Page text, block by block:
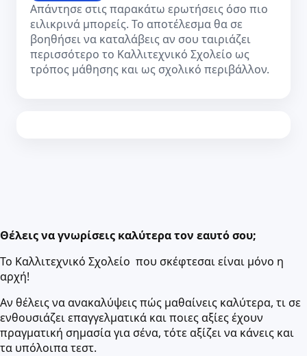
Απάντησε στις παρακάτω ερωτήσεις όσο πιο
ειλικρινά μπορείς. Το αποτέλεσμα θα σε
βοηθήσει να καταλάβεις αν σου ταιριάζει
περισσότερο το Καλλιτεχνικό Σχολείο ως
τρόπος μάθησης και ως σχολικό περιβάλλον.
Θέλεις να γνωρίσεις καλύτερα τον εαυτό σου;
Το Καλλιτεχνικό Σχολείο που σκέφτεσαι είναι μόνο η
αρχή!
Αν θέλεις να ανακαλύψεις πώς μαθαίνεις καλύτερα, τι σε
ενθουσιάζει επαγγελματικά και ποιες αξίες έχουν
πραγματική σημασία για σένα, τότε αξίζει να κάνεις και
τα υπόλοιπα τεστ.